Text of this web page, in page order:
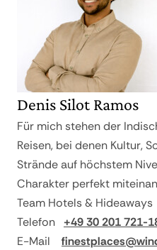
Denis Silot Ramos
Für mich stehen der
Reisen, bei denen Kultur,
Strände auf höchstem
Charakter perfekt
Team Hotels & Hideaways
Telefon
+49 30 201 721-
E-Mail